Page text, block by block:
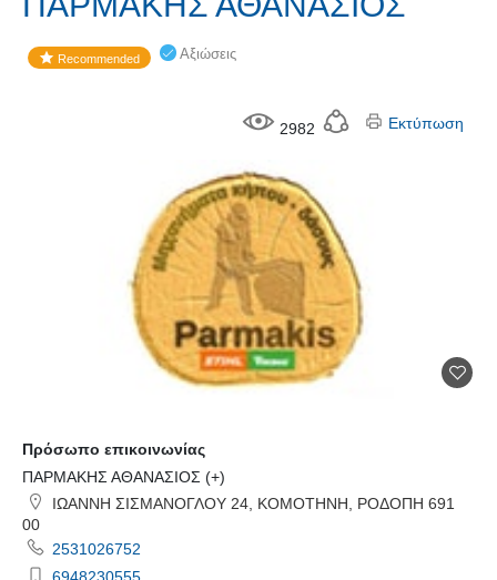
Recommended Αξιώσεις
2982 Εκτύπωση
Πρόσωπο επικοινωνίας
ΠΑΡΜΑΚΗΣ ΑΘΑΝΑΣΙΟΣ (+)
ΙΩΑΝΝΗ ΣΙΣΜΑΝΟΓΛΟΥ 24, ΚΟΜΟΤΗΝΗ, ΡΟΔΟΠΗ 691
00
2531026752